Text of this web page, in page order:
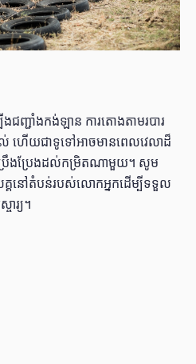
ញ្ជាំងកង់ឡាន ការតោងតាមរបារ
ហើយជាទូទៅអាចមានពេលវេលាដ៏
ប្រឹងប្រែងដល់កម្រិតណាមួយ។ សូម
គ្គនៅតំបន់របស់លោកអ្នកដើម្បីទទួល
រ្យ។